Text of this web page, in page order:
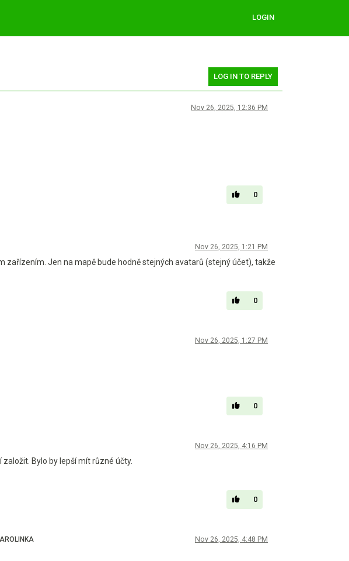
LOGIN
LOG IN TO REPLY
Nov 26, 2025, 12:36 PM
0
Nov 26, 2025, 1:21 PM
zařízením. Jen na mapě bude hodně stejných avatarů (stejný účet), takže
0
Nov 26, 2025, 1:27 PM
0
Nov 26, 2025, 4:16 PM
Bylo by lepší mít různé účty.
0
Nov 26, 2025, 4:48 PM